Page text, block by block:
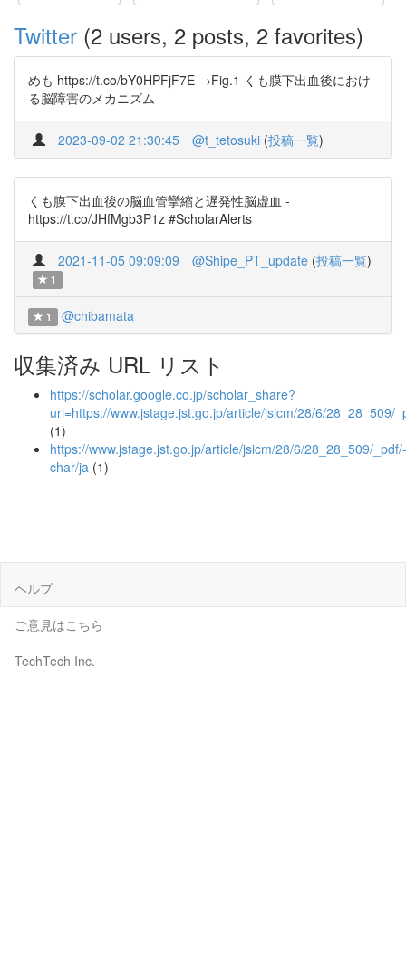
Twitter (2 users, 2 posts, 2 favorites)
めも https://t.co/bY0HPFjF7E →Fig.1 くも膜下出血後におけ
る脳障害のメカニズム
2023-09-02 21:30:45 @t_tetosuki (投稿一覧)
くも膜下出血後の脳血管攣縮と遅発性脳虚血 -
https://t.co/JHfMgb3P1z #ScholarAlerts
2021-11-05 09:09:09 @Shipe_PT_update (投稿一覧)
1
1 @chibamata
収集済み URL リスト
https://scholar.google.co.jp/scholar_share?
url=https://www.jstage.jst.go.jp/article/jsicm/28/6/28_28_509/
(1)
https://www.jstage.jst.go.jp/article/jsicm/28/6/28_28_509/_pdf/-
char/ja (1)
ヘルプ
ご意見はこちら
TechTech Inc.